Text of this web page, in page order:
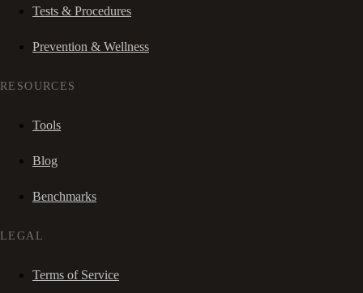
Tests & Procedures
Prevention & Wellness
RESOURCES
Tools
Blog
Benchmarks
LEGAL
Terms of Service